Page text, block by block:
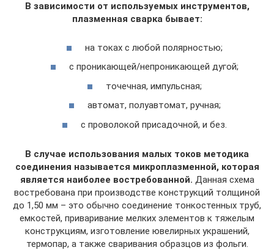
В зависимости от используемых инструментов,
плазменная сварка бывает:
на токах с любой полярностью;
с проникающей/непроникающей дугой;
точечная, импульсная;
автомат, полуавтомат, ручная;
с проволокой присадочной, и без.
В случае использования малых токов методика
соединения называется микроплазменной, которая
является наиболее востребованной. Данная схема
востребована при производстве конструкций толщиной
до 1,50 мм – это обычно соединение тонкостенных труб,
емкостей, приваривание мелких элементов к тяжелым
конструкциям, изготовление ювелирных украшений,
термопар, а также сваривания образцов из фольги.